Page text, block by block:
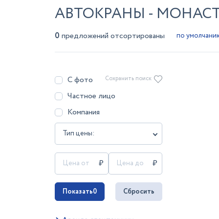
АВТОКРАНЫ -
0 предложений отсортированы
С фото
Частное лицо
Компания
Тип цены:
Сохранить поиск
Показать0 Сбросить